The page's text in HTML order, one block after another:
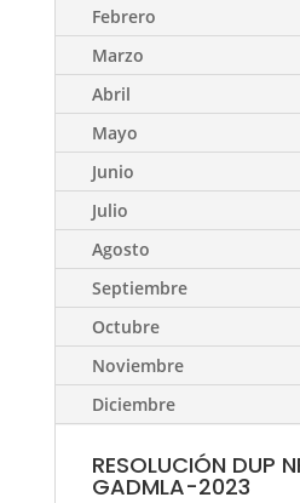
Febrero
Marzo
Abril
Mayo
Junio
Julio
Agosto
Septiembre
Octubre
Noviembre
Diciembre
RESOLUCIÓN DUP
GADMLA-2023